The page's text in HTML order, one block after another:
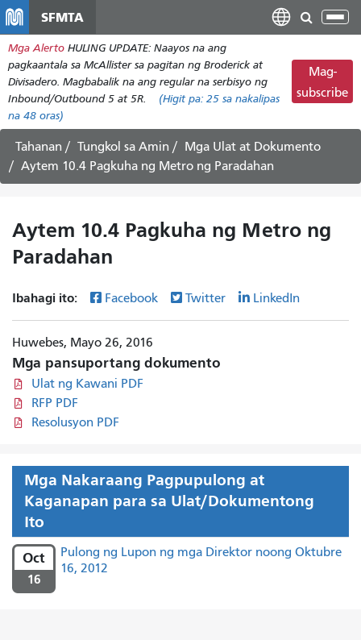
pangunahing
nilalaman
SFMTA
I-
ang
Mga Alerto HULING UPDATE: Naayos na ang
pagkaantala sa McAllister sa pagitan ng Broderick at
Divisadero. Magbabalik na ang regular na serbisyo ng
Inbound/Outbound 5 at 5R.
(Higit pa: 25 sa nakalipas
na 48 oras)
Mag-
subscribe
Tahanan Tungkol sa Amin
Mga Ulat at Dokumento
Aytem 10.4 Pagkuha ng Metro ng Paradahan
Aytem 10.4 Pagkuha ng Metro ng
Paradahan
Ibahagi ito: Facebook Twitter LinkedIn
Huwebes, Mayo 26, 2016
Mga pansuportang dokumento
Ulat ng Kawani PDF
RFP PDF
Resolusyon PDF
Mga Nakaraang Pagpupulong at
Kaganapan para sa Ulat/Dokumentong
Ito
Oct
16
Pulong ng Lupon ng mga Direktor noong Oktubre
16, 2012